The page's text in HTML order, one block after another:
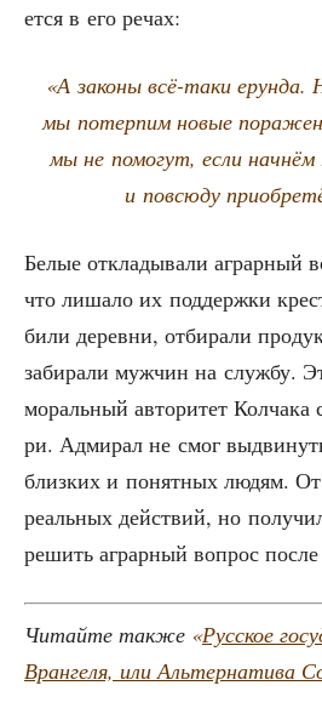
ет­ся в его речах:
«А зако­ны всё-таки ерун­да.
мы потер­пим новые
мы не помо­гут, если
и повсю­ду
Белые откла­ды­ва­ли аграр­ный
что лиша­ло их под­держ­ки
би­ли дерев­ни, отби­ра­ли
заби­ра­ли муж­чин на служ­бу.
мораль­ный авто­ри­тет
ри. Адми­рал не смог
близ­ких и понят­ных людям.
реаль­ных дей­ствий, но
решить аграр­ный вопрос
Читай­те так­же «Рус­ское
Вран­ге­ля, или Аль­тер­на­ти­ва